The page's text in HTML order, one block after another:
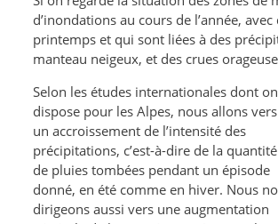
d’inondations au cours de l’année,
printemps et qui sont liées à des
manteau neigeux, et des crues
Selon les études internationales dont on
dispose pour les Alpes, nous allons vers
un accroissement de l’intensité des
précipitations, c’est-à-dire de la quantité
de pluies tombées pendant un épisode
donné, en été comme en hiver. Nous
dirigeons aussi vers une augmentation